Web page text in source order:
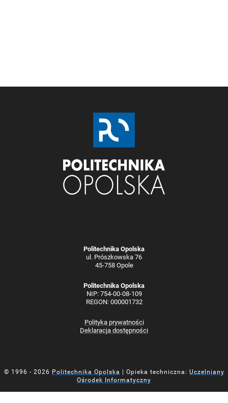
Politechnika Opolska
ul. Prószkowska 76
45-758 Opole
Politechnika Opolska
NIP: 754-00-08-109
REGON: 000001732
Polityka prywatności
Deklaracja dostępności
© 1996 - 2026 Politechnika Opolska | Opieka techniczna: Uczelniany
Ośrodek Informatyczny